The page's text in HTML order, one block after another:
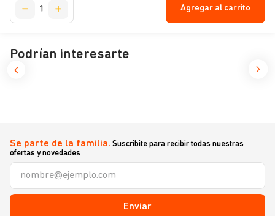
Agregar al carrito
Podrían interesarte
Se parte de la familia. Suscribite para recibir todas nuestras
ofertas y novedades
Enviar